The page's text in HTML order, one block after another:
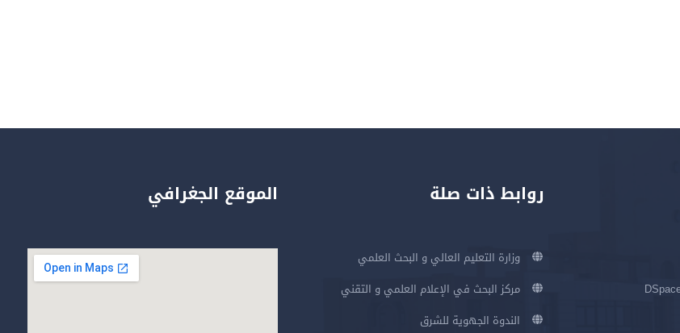
روابط ذات صلة
وزارة التعليم العالي و البحث العلمي
مركز البحث في الإعلام العلمي و التقني
الندوة الجهوية للشرق
الموقع الجغرافي